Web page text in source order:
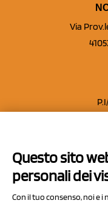
Via
Capitale
Questo sito
personali dei
Con il tuo consenso, noi e